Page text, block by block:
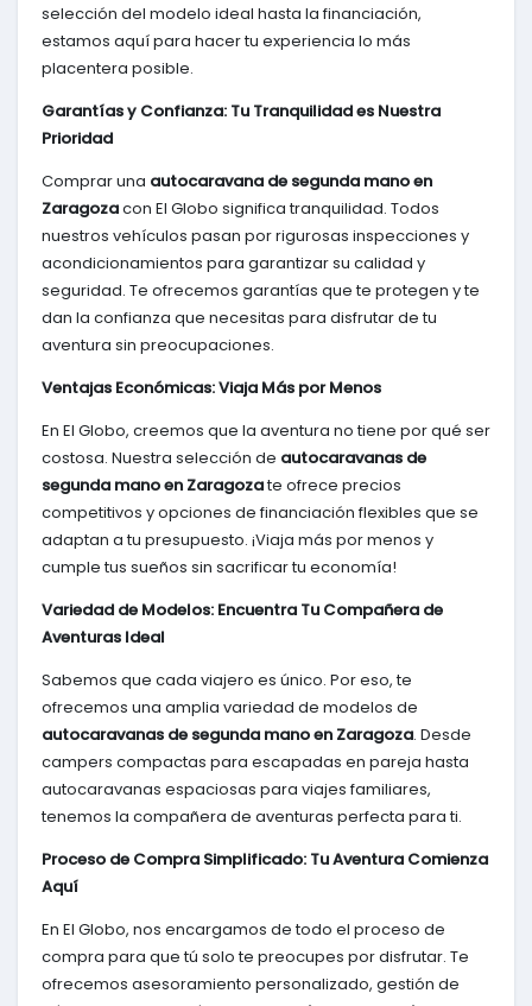
selección del modelo ideal hasta la financiación,
estamos aquí para hacer tu experiencia lo más
placentera posible.
Garantías y Confianza: Tu Tranquilidad es Nuestra
Prioridad
Comprar una autocaravana de segunda mano en
Zaragozacon El Globo significa tranquilidad. Todos
nuestros vehículos pasan por rigurosas inspecciones y
acondicionamientos para garantizar su calidad y
seguridad. Te ofrecemos garantías que te protegen y te
dan la confianza que necesitas para disfrutar de tu
aventura sin preocupaciones.
Ventajas Económicas: Viaja Más por Menos
En El Globo, creemos que la aventura no tiene por qué ser
costosa. Nuestra selección de autocaravanas de
segunda mano en Zaragozate ofrece precios
competitivos y opciones de financiación flexibles que se
adaptan a tu presupuesto. ¡Viaja más por menos y
cumple tus sueños sin sacrificar tu economía!
Variedad de Modelos: Encuentra Tu Compañera de
Aventuras Ideal
Sabemos que cada viajero es único. Por eso, te
ofrecemos una amplia variedad de modelos de
autocaravanas de segunda mano en Zaragoza. Desde
campers compactas para escapadas en pareja hasta
autocaravanas espaciosas para viajes familiares,
tenemos la compañera de aventuras perfecta para ti.
Proceso de Compra Simplificado: Tu Aventura Comienza
Aquí
En El Globo, nos encargamos de todo el proceso de
compra para que tú solo te preocupes por disfrutar. Te
ofrecemos asesoramiento personalizado, gestión de